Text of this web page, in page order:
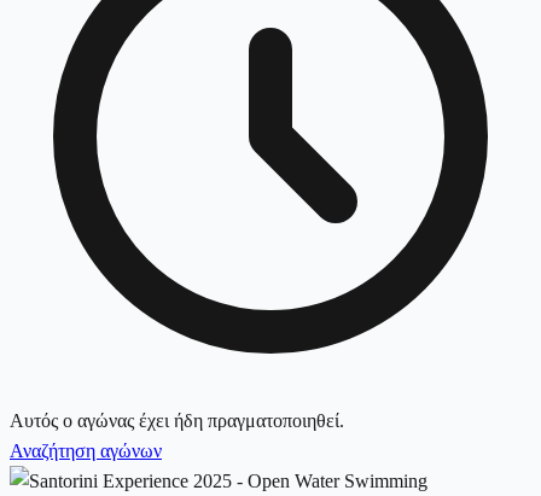
Αυτός ο αγώνας έχει ήδη πραγματοποιηθεί.
Αναζήτηση αγώνων